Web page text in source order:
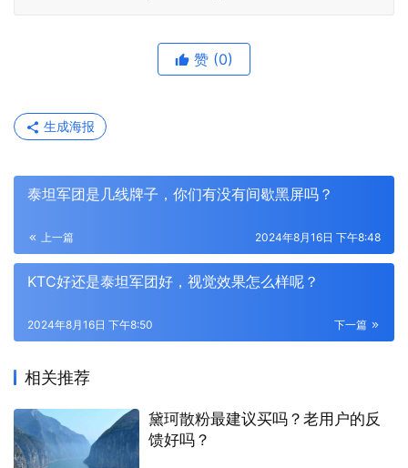
赞 (0)
生成海报
泰坦军团是几线牌子，你们有没有间歇黑屏吗？
上一篇 2024年8月16日 下午8:48
KTC好还是泰坦军团好，视觉效果怎么样呢？
下一篇
2024年8月16日 下午8:50
相关推荐
黛珂散粉最建议买吗？老用户的反
馈好吗？